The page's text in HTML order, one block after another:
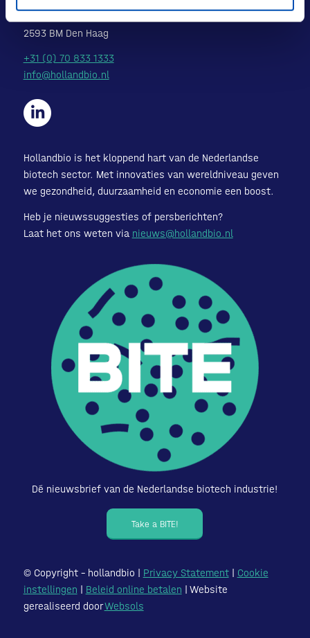
2593 BM Den Haag
+31 (0) 70 833 1333
info@hollandbio.nl
Hollandbio is het kloppend hart van de Nederlandse
biotech sector. Met innovaties van wereldniveau geven
we gezondheid, duurzaamheid en economie een boost.
Heb je nieuwssuggesties of persberichten?
Laat het ons weten via nieuws@hollandbio.nl
Dé nieuwsbrief van de Nederlandse biotech industrie!
Take a BITE!
© Copyright – hollandbio | Privacy Statement| Cookie
instellingen | Beleid online betalen | Website
gerealiseerd doorWebsols